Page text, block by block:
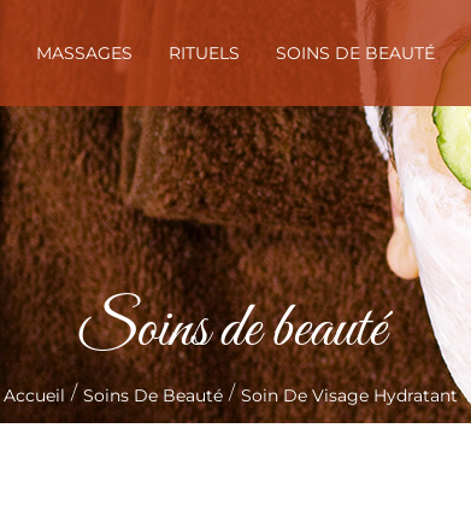
MASSAGES RITUELS SOINS DE BEAUTÉ
Soins de beauté
Accueil / Soins De Beauté / Soin De Visage Hydratant